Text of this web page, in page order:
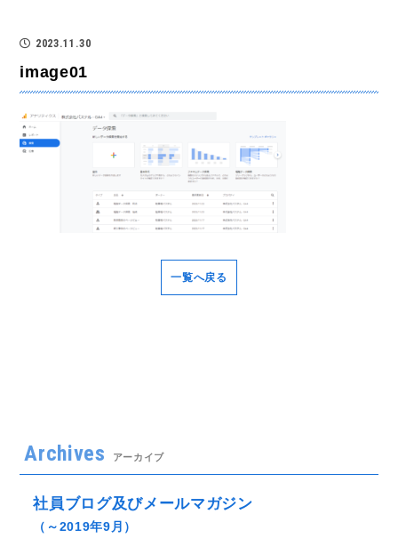
2023.11.30
image01
一覧へ戻る
Archives アーカイブ
社員ブログ及びメールマガジン
（～2019年9月）